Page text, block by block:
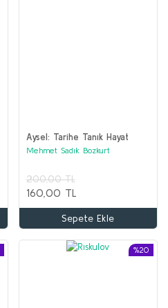
Aysel: Tarihe Tanık Hayat
Mehmet Sadık Bozkurt
200,00 TL
160,00 TL
Sepete Ekle
%20